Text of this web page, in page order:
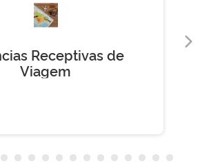
Receptivas de
Viagem